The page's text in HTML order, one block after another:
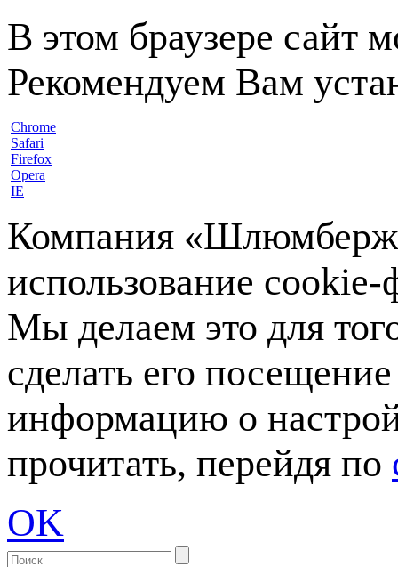
В этом браузере сайт
Рекомендуем Вам
Chrome
Safari
Firefox
Opera
IE
Компания
использование
Мы делаем это для
сделать его
информацию о
прочитать, перейдя по
OK